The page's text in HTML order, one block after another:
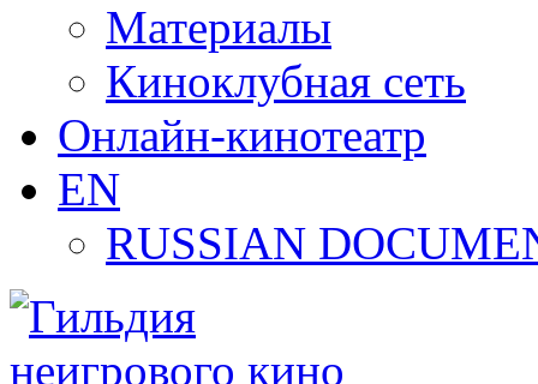
Материалы
Киноклубная сеть
Онлайн-кинотеатр
EN
RUSSIAN